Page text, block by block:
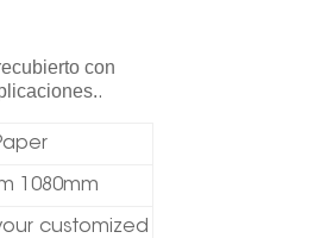
con
.
1080mm
customized